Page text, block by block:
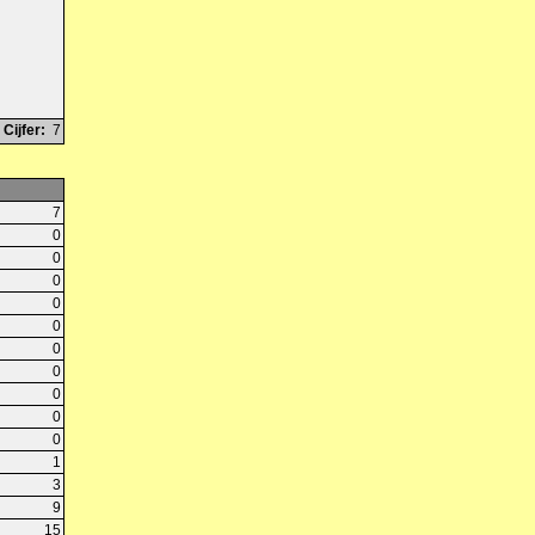
Cijfer: 7
7
0
0
0
0
0
0
0
0
0
0
1
3
9
15